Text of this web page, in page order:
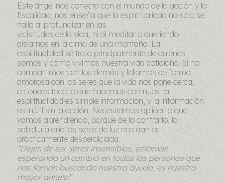
Este ángel nos conecta con el mundo de la acción y la
fiscalidad, nos enseña que la espiritualidad no sólo se
halla al profundizar en las
vicisitudes de la vida, ni al meditar o queriendo
aislarnos en la cima de una montaña. La
espiritualidad se trata principalmente de quienes
somos y cómo vivimos nuestra vida cotidiana. Si no
compartimos con los demás y lidiamos de forma
amorosa con los seres que la vida nos pone cerca,
entonces todo lo que hacemos con nuestra
espiritualidad es simple información, y la información
es inútil sin la acción. Necesitamos aplicar lo que
vamos aprendiendo, porque de lo contrario, la
sabiduría que los seres de luz nos dan es
prácticamente desperdiciada.
“Dejen de ser seres insensibles, estamos
esperando un cambio en todas las personas que
nos llaman buscando nuestra ayuda, es nuestro
mayoranhelo”